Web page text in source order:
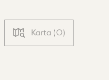
Karta (0)